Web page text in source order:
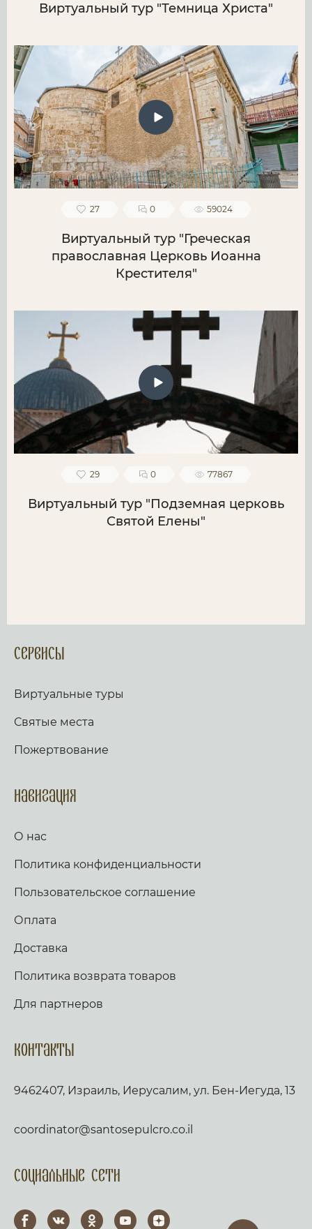
Виртуальный тур "Темница Христа"
27 0 59024
Виртуальный тур "Греческая
православная Церковь Иоанна
Крестителя"
29 0 77867
Виртуальный тур "Подземная церковь
Святой Елены"
Сервисы
Виртуальные туры
Святые места
Пожертвование
Навигация
О нас
Политика конфиденциальности
Пользовательское соглашение
Оплата
Доставка
Политика возврата товаров
Для партнеров
Контакты
9462407, Израиль, Иерусалим, ул. Бен-Иегуда, 13
coordinator@santosepulcro.co.il
Социальные сети